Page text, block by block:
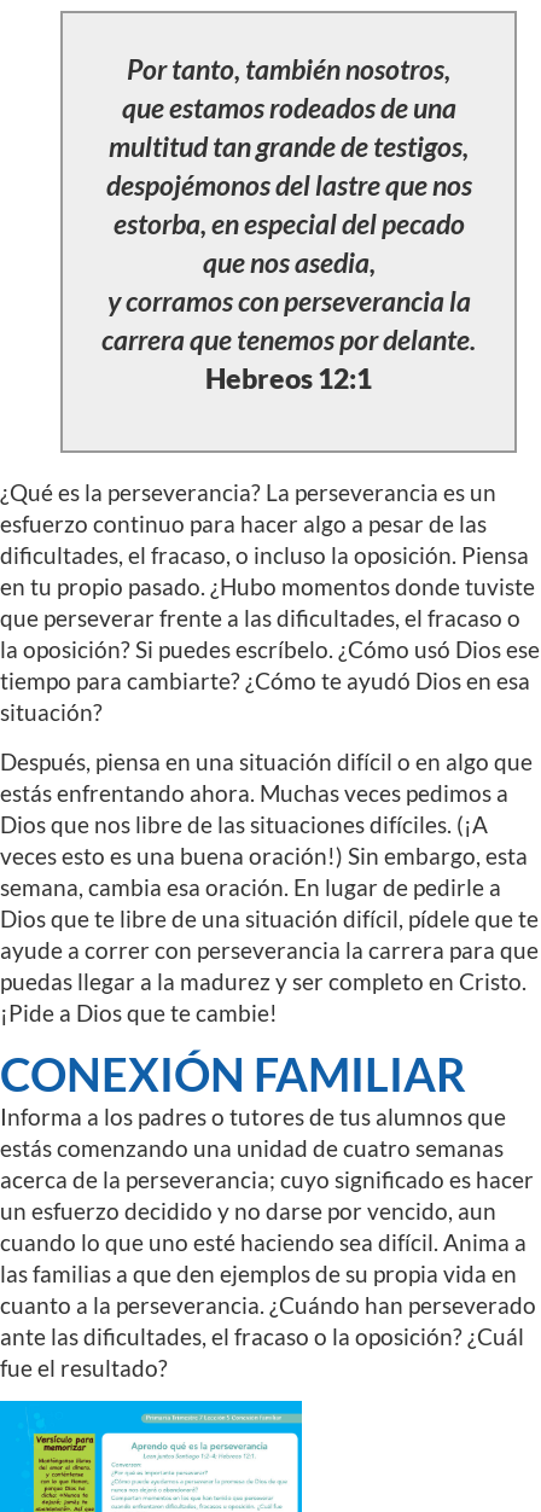
Por tanto, también nosotros,
que estamos rodeados de una
multitud tan grande de testigos,
despojémonos del lastre que nos
estorba, en especial del pecado
que nos asedia,
y corramos con perseverancia la
carrera que tenemos por delante.
Hebreos 12:1
¿Qué es la perseverancia? La perseverancia es un
esfuerzo continuo para hacer algo a pesar de las
dificultades, el fracaso, o incluso la oposición. Piensa
en tu propio pasado. ¿Hubo momentos donde tuviste
que perseverar frente a las dificultades, el fracaso o
la oposición? Si puedes escríbelo. ¿Cómo usó Dios ese
tiempo para cambiarte? ¿Cómo te ayudó Dios en esa
situación?
Después, piensa en una situación difícil o en algo que
estás enfrentando ahora. Muchas veces pedimos a
Dios que nos libre de las situaciones difíciles. (¡A
veces esto es una buena oración!) Sin embargo, esta
semana, cambia esa oración. En lugar de pedirle a
Dios que te libre de una situación difícil, pídele que te
ayude a correr con perseverancia la carrera para que
puedas llegar a la madurez y ser completo en Cristo.
¡Pide a Dios que te cambie!
CONEXIÓN FAMILIAR
Informa a los padres o tutores de tus alumnos que
estás comenzando una unidad de cuatro semanas
acerca de la perseverancia; cuyo significado es hacer
un esfuerzo decidido y no darse por vencido, aun
cuando lo que uno esté haciendo sea difícil. Anima a
las familias a que den ejemplos de su propia vida en
cuanto a la perseverancia. ¿Cuándo han perseverado
ante las dificultades, el fracaso o la oposición? ¿Cuál
fue el resultado?